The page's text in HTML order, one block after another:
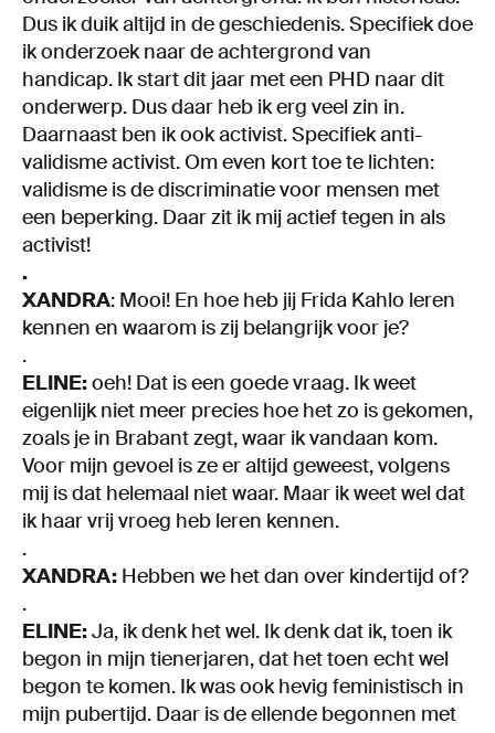
Dus ik duik altijd in de geschiedenis. Specifiek doe
ik onderzoek naar de achtergrond van
handicap. Ik start dit jaar met een PHD naar dit
onderwerp. Dus daar heb ik erg veel zin in.
Daarnaast ben ik ook activist. Specifiek anti-
validisme activist. Om even kort toe te lichten:
validisme is de discriminatie voor mensen met
een beperking. Daar zit ik mij actief tegen in als
activist!
.
XANDRA: Mooi! En hoe heb jij Frida Kahlo leren
kennen en waarom is zij belangrijk voor je?
.
ELINE:oeh! Dat is een goede vraag. Ik weet
eigenlijk niet meer precies hoe het zo is gekomen,
zoals je in Brabant zegt, waar ik vandaan kom.
Voor mijn gevoel is ze er altijd geweest, volgens
mij is dat helemaal niet waar. Maar ik weet wel dat
ik haar vrij vroeg heb leren kennen.
.
XANDRA: Hebben we het dan over kindertijd of?
.
ELINE:Ja, ik denk het wel. Ik denk dat ik, toen ik
begon in mijn tienerjaren, dat het toen echt wel
begon te komen. Ik was ook hevig feministisch in
mijn pubertijd. Daar is de ellende begonnen met